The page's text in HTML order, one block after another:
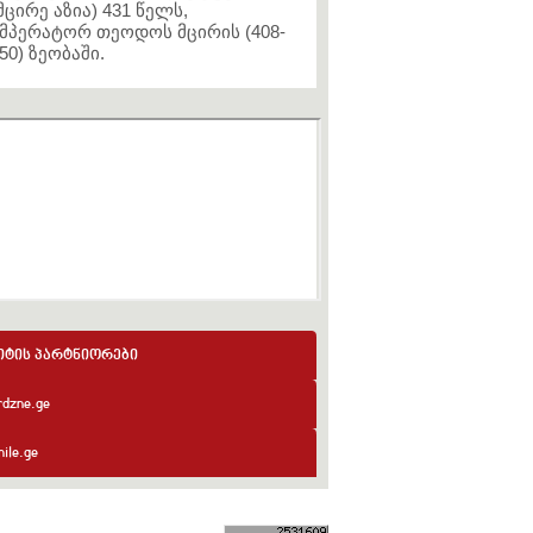
აზია) 431 წელს,
თეოდოს მცირის (408-
ზეობაში.
პარტნიორები